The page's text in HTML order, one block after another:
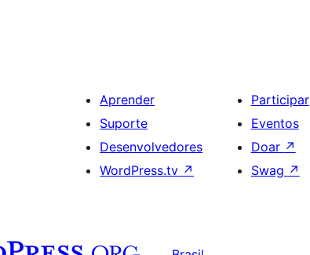
Aprender
Suporte
Desenvolvedores
WordPress.tv ↗
Participar
Eventos
Doar ↗
Swag ↗